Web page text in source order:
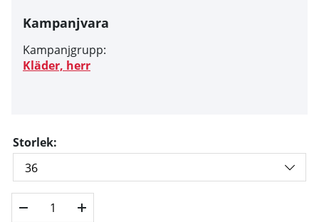
Kampanjvara
Kampanjgrupp:
Kläder, herr
Storlek: